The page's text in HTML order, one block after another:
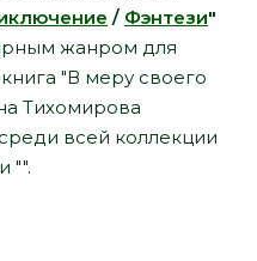
/ Фэнтези"
жанром для
"В меру своего
Тихомирова
всей коллекции
"".